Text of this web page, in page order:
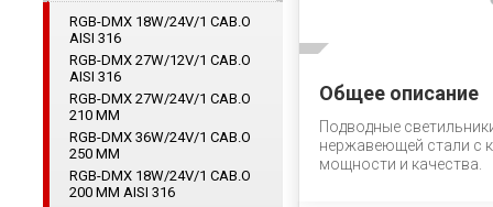
Общее описание
Подводные
нержавеющей стали с
мощности и качества.
RGB-DMX 18W/24V/1 CAB.O
AISI 316
RGB-DMX 27W/12V/1 CAB.O
AISI 316
RGB-DMX 27W/24V/1 CAB.O
210 ММ
RGB-DMX 36W/24V/1 CAB.O
250 ММ
RGB-DMX 18W/24V/1 CAB.O
200 ММ AISI 316